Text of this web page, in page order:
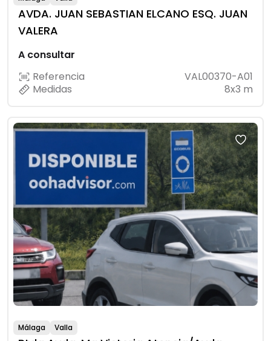
AVDA. JUAN SEBASTIAN ELCANO ESQ. JUAN
VALERA
A consultar
Referencia
VAL00370-A01
Medidas
8x3 m
Málaga Valla